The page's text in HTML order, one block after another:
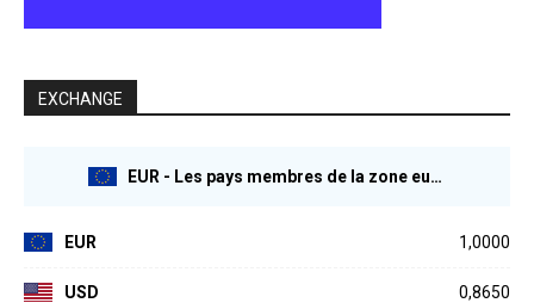
EXCHANGE
EUR - Les pays membres de la zone euro
EUR 1,0000
USD 0,8650